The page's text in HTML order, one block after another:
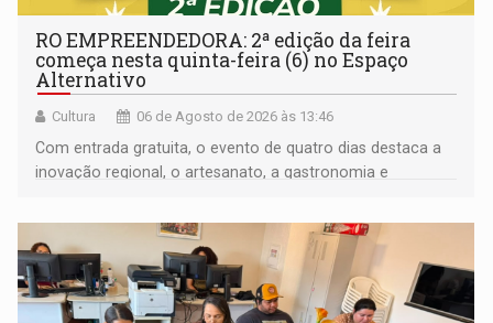
RO EMPREENDEDORA: 2ª edição da feira
começa nesta quinta-feira (6) no Espaço
Alternativo
Cultura 06 de Agosto de 2026 às 13:46
Com entrada gratuita, o evento de quatro dias destaca a
inovação regional, o artesanato, a gastronomia e